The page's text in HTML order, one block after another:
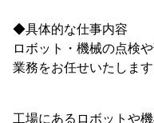
◆具体的な仕事内容
ロボット・機械の点検
業務をお任せいたします
工場にあるロボットや